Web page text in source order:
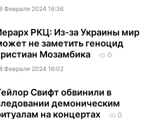
Февраля 2024 16:36
РКЦ: Из-за Украины мир
не заметить геноцид
Мозамбика
0
Февраля 2024 16:02
Свифт обвинили в
демоническим
на концертах
0